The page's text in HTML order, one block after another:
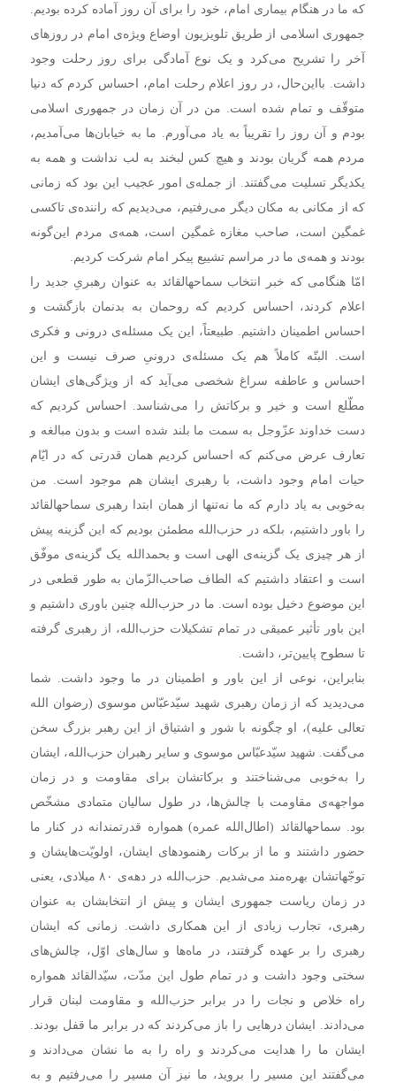
که ما در هنگام بیماری امام، خود را برای آن روز آماده کرده بودیم.
جمهوری اسلامی از طریق تلویزیون اوضاع ویژه‌ی امام در روزهای
آخر را تشریح می‌کرد و یک نوع آمادگی برای روز رحلت وجود
داشت. بااین‌حال، در روز اعلام رحلت امام، احساس کردم که دنیا
متوقّف و تمام شده است. من در آن زمان در جمهوری اسلامی
بودم و آن روز را تقریباً به یاد می‌آورم. ما به خیابان‌ها می‌آمدیم،
مردم همه گریان بودند و هیچ کس لبخند به لب نداشت و همه به
یکدیگر تسلیت می‌گفتند. از جمله‌ی امور عجیب این بود که زمانی
که از مکانی به مکان دیگر می‌رفتیم، می‌دیدیم که راننده‌ی تاکسی
غمگین است، صاحب مغازه غمگین است، همه‌ی مردم این‌گونه
بودند و همه‌ی ما در مراسم تشییع پیکر امام شرکت کردیم.
امّا هنگامی که خبر انتخاب سماحهالقائد به عنوان رهبریِ جدید را
اعلام کردند، احساس کردیم که روحمان به بدنمان بازگشت و
احساس اطمینان داشتیم. طبیعتاً، این یک مسئله‌ی درونی و فکری
است. البتّه کاملاً هم یک مسئله‌ی درونیِ صرف نیست و این
احساس و عاطفه سراغ شخصی می‌آید که از ویژگی‌های ایشان
مطّلع است و خیر و برکاتش را می‌شناسد. احساس کردیم که
دست خداوند عزّوجل به سمت ما بلند شده است و بدون مبالغه و
تعارف عرض می‌کنم که احساس کردیم همان قدرتی که در ایّام
حیات امام وجود داشت، با رهبری ایشان هم موجود است. من
به‌خوبی به یاد دارم که ما نه‌تنها از همان ابتدا رهبری سماحهالقائد
را باور داشتیم، بلکه در حزب‌الله مطمئن بودیم که این گزینه پیش
از هر چیزی یک گزینه‌ی الهی است و بحمدالله یک گزینه‌ی موفّق
است و اعتقاد داشتیم که الطاف صاحب‌الزّمان به طور قطعی در
این موضوع دخیل بوده است. ما در حزب‌الله چنین باوری داشتیم و
این باور تأثیر عمیقی در تمام تشکیلات حزب‌الله، از رهبری گرفته
تا سطوح پایین‌تر، داشت.
بنابراین، نوعی از این باور و اطمینان در ما وجود داشت. شما
می‌دیدید که از زمان رهبری شهید سیّدعبّاس موسوی (رضوان الله
تعالی علیه)، او چگونه با شور و اشتیاق از این رهبر بزرگ سخن
می‌گفت. شهید سیّدعبّاس موسوی و سایر رهبران حزب‌الله، ایشان
را به‌خوبی می‌شناختند و برکاتشان برای مقاومت و در زمان
مواجهه‌ی مقاومت با چالش‌ها، در طول سالیان متمادی مشخّص
بود. سماحهالقائد (اطال‌الله عمره) همواره قدرتمندانه در کنار ما
حضور داشتند و ما از برکات رهنمودهای ایشان، اولویّت‌هایشان و
توجّهاتشان بهره‌مند می‌شدیم. حزب‌الله در دهه‌ی ۸۰ میلادی، یعنی
در زمان ریاست جمهوری ایشان و پیش از انتخابشان به عنوان
رهبری، تجارب زیادی از این همکاری داشت. زمانی که ایشان
رهبری را بر عهده گرفتند، در ماه‌ها و سال‌های اوّل، چالش‌های
سختی وجود داشت و در تمام طول این مدّت، سیّدالقائد همواره
راه خلاص و نجات را در برابر حزب‌الله و مقاومت لبنان قرار
می‌دادند. ایشان درهایی را باز می‌کردند که در برابر ما قفل بودند.
ایشان ما را هدایت می‌کردند و راه را به ما نشان می‌دادند و
می‌گفتند این مسیر را بروید، ما نیز آن مسیر را می‌رفتیم و به